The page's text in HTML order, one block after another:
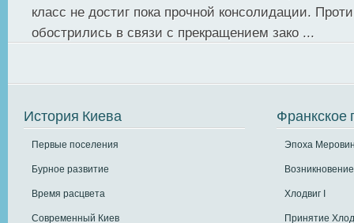
класс не достиг пока прочной консолидации.
обострились в связи с прекращением зако ...
История Киева
Первые поселения
Бурное развитие
Время расцвета
Современный Киев
Франкское
Эпоха
Хлодвиг I
Принятие